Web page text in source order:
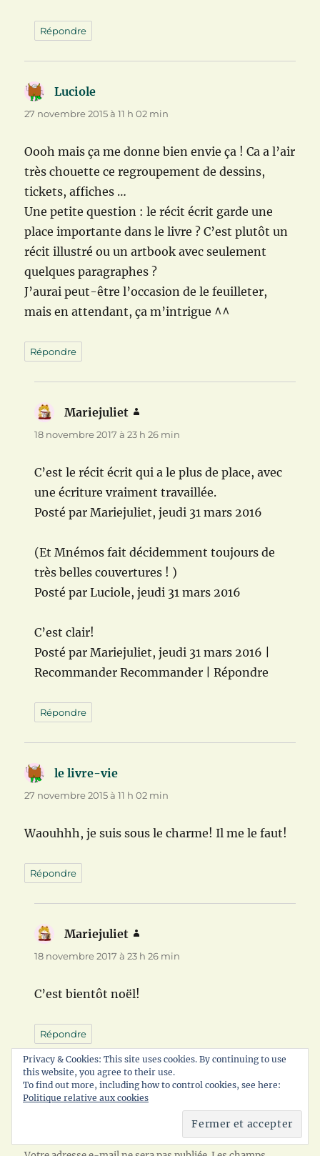
Répondre
Luciole
27 novembre 2015 à 11 h 02 min
Oooh mais ça me donne bien envie ça ! Ca a l’air
très chouette ce regroupement de dessins,
tickets, affiches …
Une petite question : le récit écrit garde une
place importante dans le livre ? C’est plutôt un
récit illustré ou un artbook avec seulement
quelques paragraphes ?
J’aurai peut-être l’occasion de le feuilleter,
mais en attendant, ça m’intrigue ^^
Répondre
Mariejuliet
18 novembre 2017 à 23 h 26 min
C’est le récit écrit qui a le plus de place, avec
une écriture vraiment travaillée.
Posté par Mariejuliet, jeudi 31 mars 2016
(Et Mnémos fait décidemment toujours de
très belles couvertures ! )
Posté par Luciole, jeudi 31 mars 2016
C’est clair!
Posté par Mariejuliet, jeudi 31 mars 2016 |
Recommander Recommander | Répondre
Répondre
le livre-vie
27 novembre 2015 à 11 h 02 min
Waouhhh, je suis sous le charme! Il me le faut!
Répondre
Mariejuliet
18 novembre 2017 à 23 h 26 min
C’est bientôt noël!
Répondre
Laisser un commentaire
Privacy & Cookies: This site uses cookies. By continuing to use
this website, you agree to their use.
To find out more, including how to control cookies, see here:
Politique relative aux cookies